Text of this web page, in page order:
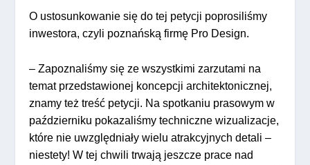
O ustosunkowanie się do tej petycji poprosiliśmy
inwestora, czyli poznańską firmę Pro Design.
– Zapoznaliśmy się ze wszystkimi zarzutami na
temat przedstawionej koncepcji architektonicznej,
znamy też treść petycji. Na spotkaniu prasowym w
październiku pokazaliśmy techniczne wizualizacje,
które nie uwzględniały wielu atrakcyjnych detali –
niestety! W tej chwili trwają jeszcze prace nad